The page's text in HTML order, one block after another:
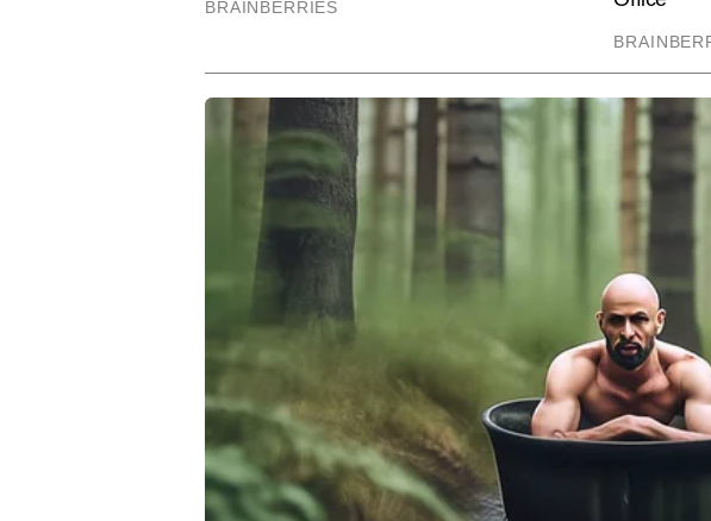
हिसाब से कंटेंट को प्रभावी तरीके से पेश करने के लिए जाने जाते हैं।
चुके हैं।